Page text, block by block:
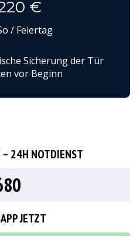
€
/ Feiertag
Sicherung der Tür
vor Beginn
– 24H NOTDIENST
JETZT